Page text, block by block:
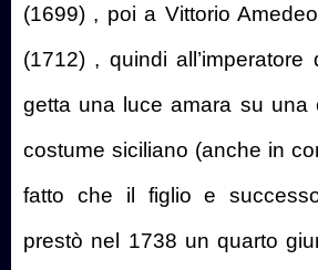
(1699) , poi a Vittorio
(1712) , quindi all’imperatore
getta una luce amara su una
costume siciliano (anche in
fatto che il figlio e
prestò nel 1738 un quarto